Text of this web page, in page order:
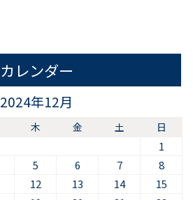
カレンダー
2024年12月
木 金 土 日
1
5 6 7
8
12 13 14
15